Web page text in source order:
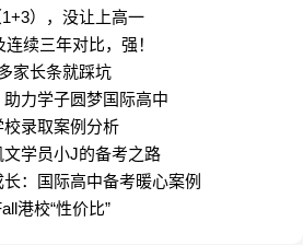
物理
高数、经济、地理、
心理、计算机
数学、物
理、生物
高数、经济、地理、
计算机
数学、物
理
高数、经济、地理、
心理、计算机
生物、化学、经济、
），没让上高一
续三年对比，强！
家长条就踩坑
力学子圆梦国际高中
录取案例分析
学员小J的备考之路
：国际高中备考暖心案例
港校“性价比”